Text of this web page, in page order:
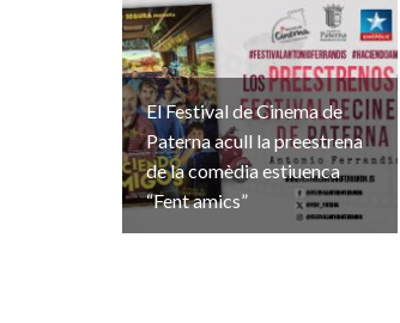
El Festival de Cinema de
Paterna acull la preestrena
de la comèdia estiuenca
“Fent amics”